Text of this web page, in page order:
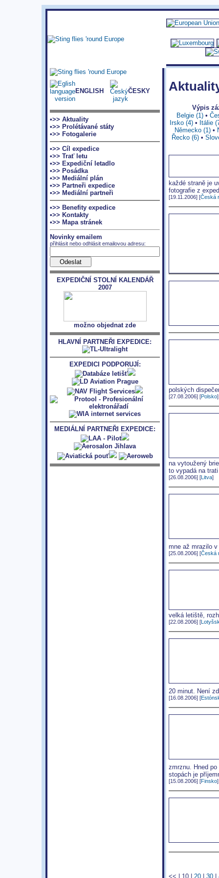
ENGLISH ČESKY
•>> Aktuality
•>> Prolétávané státy
•>> Fotogalerie
•>> Cíl expedice
•>> Trať letu
•>> Expediční letadlo
•>> Posádka
•>> Mediální plán
•>> Partneři expedice
•>> Mediální partneři
•>> Benefity expedice
•>> Kontakty
•>> Mapa stránek
Novinky emailem
přihlásit nebo odhlásit emailovou adresu:
EXPEDIČNÍ STOLNÍ KALENDÁŘ
2007
možno objednat zde
HLAVNÍ PARTNEŘI EXPEDICE:
EXPEDICI PODPORUJÍ:
MEDIÁLNÍ PARTNEŘI EXPEDICE:
Výpis
Belgie (1)•
Irsko (4)• Itálie
Německo (1)•
Řecko (6) •
každé straně je
fotografie z
[19.11.2006] [Česká
polských
[27.08.2006] [Polsko]
na vytoužený
to vypadá na
[26.08.2006] [Litva]
mne až mrazilo
[25.08.2006] [Česká
velká letiště,
[22.08.2006] [
20 minut. Není
[16.08.2006] [
zmrznu. Hned
stopách je
[15.08.2006] [Finsko]
<< 10 20 30